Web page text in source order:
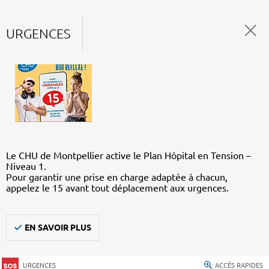
URGENCES
Le CHU de Montpellier active le Plan Hôpital en Tension –
Niveau 1.
Pour garantir une prise en charge adaptée à chacun,
appelez le 15 avant tout déplacement aux urgences.
EN SAVOIR PLUS
URGENCES ACCÈS RAPIDES